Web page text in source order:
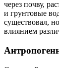
через почву,
и грунтовые
существовал,
влиянием